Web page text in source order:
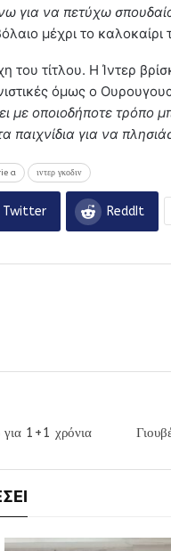
για να πετύχω
μέχρι το
του τίτλου. Η Ίντερ
όμως ο
με οποιοδήποτε τρόπο
για να
a ιντερ γκοδιν
Twitter ReddIt
1+1 χρόνια